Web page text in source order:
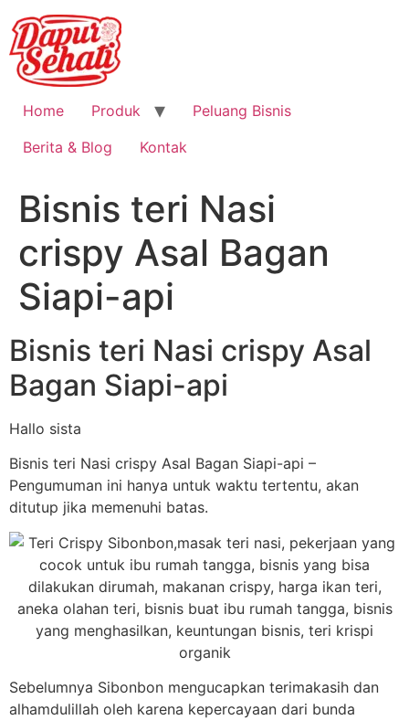
Home Produk
Peluang Bisnis
Berita & Blog
Kontak
Bisnis teri Nasi
crispy Asal Bagan
Siapi-api
Bisnis teri Nasi crispy Asal
Bagan Siapi-api
Hallo sista
Bisnis teri Nasi crispy Asal Bagan Siapi-api –
Pengumuman ini hanya untuk waktu tertentu, akan
ditutup jika memenuhi batas.
Sebelumnya Sibonbon mengucapkan terimakasih dan
alhamdulillah oleh karena kepercayaan dari bunda